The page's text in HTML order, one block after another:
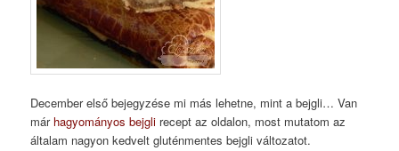
December első bejegyzése mi más lehetne, mint a bejgli… Van
már hagyományos bejgli recept az oldalon, most mutatom az
általam nagyon kedvelt gluténmentes bejgli változatot.